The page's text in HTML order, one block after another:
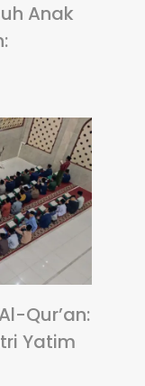
Anak
Qur’an:
Yatim